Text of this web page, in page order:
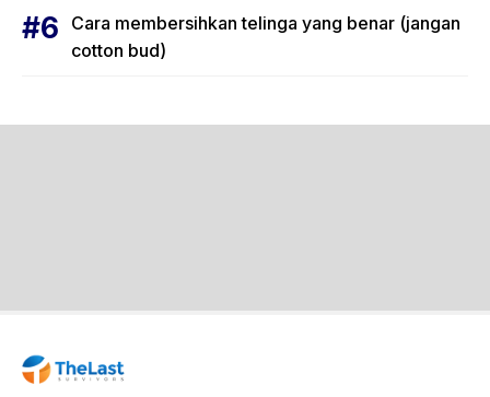
Cara membersihkan telinga yang benar (jangan
cotton bud)